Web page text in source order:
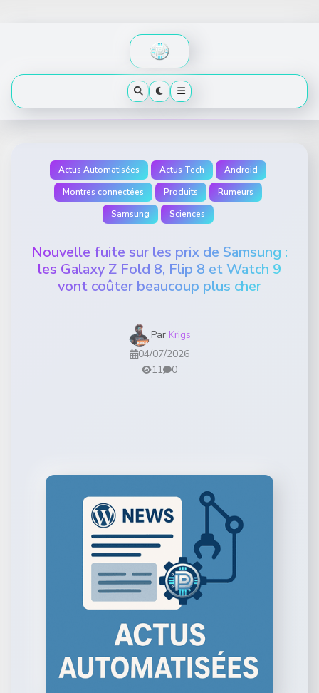
Actus Automatisées Actus Tech
Android
Montres connectées
Produits
Rumeurs
Samsung
Sciences
Nouvelle fuite sur les prix de Samsung :
les Galaxy Z Fold 8, Flip 8 et Watch 9
vont coûter beaucoup plus cher
Par Krigs
04/07/2026
11
0